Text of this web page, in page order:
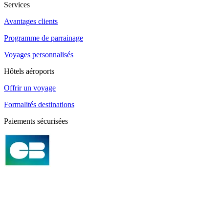
Services
Avantages clients
Programme de parrainage
Voyages personnalisés
Hôtels aéroports
Offrir un voyage
Formalités destinations
Paiements sécurisées